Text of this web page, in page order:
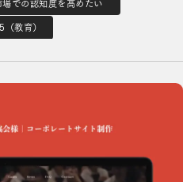
のもののコンセ…
場での認知度を高めたい
教育）